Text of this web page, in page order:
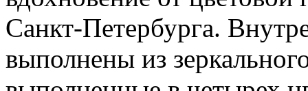
Санкт-Петербурга.
выполнены из